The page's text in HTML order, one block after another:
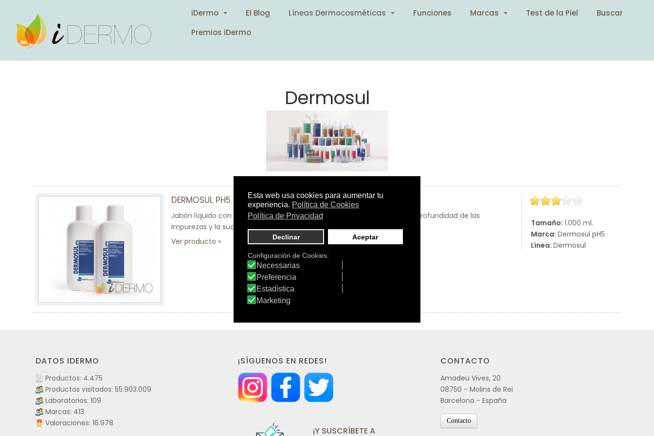
iDermo El Blog Líneas Dermocosméticas Funciones Marcas Test de la Piel
Buscar
Premios iDermo
Dermosul
Tamaño: 1.000 ml.
Marca: Dermosul pH5
Línea: Dermosul
DERMOSUL PH5
Jabón líquido con alto poder espumante, lo que permite un arrastre en profundidad de las
impurezas y la suciedad.
Ver producto
DATOS IDERMO
Productos: 4.475
Productos visitados: 55.903.009
Laboratorios: 109
Marcas: 413
Valoraciones: 16.978
¡SÍGUENOS EN REDES!
¡Y SUSCRÍBETE A
CONTACTO
Amadeu Vives, 20
08750 - Molins de Rei
Barcelona - España
Contacto